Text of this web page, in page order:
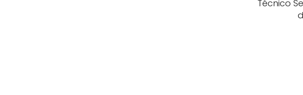
Técnico